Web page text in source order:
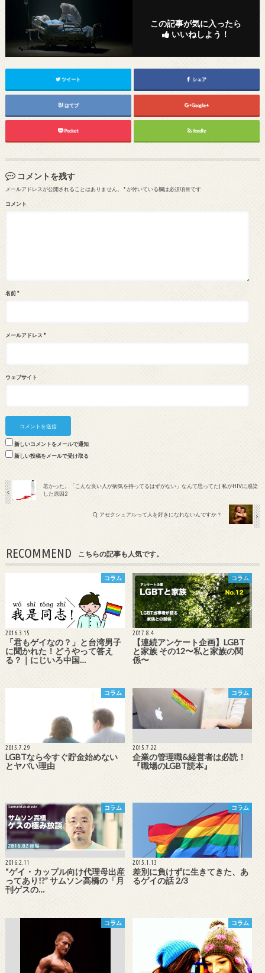
この記事が気に入ったら
いいねしよう！
ツイート シェア
はてブ Google+
Pocket feedly
コメントを残す
メールアドレスが公開されることはありません。 *が付いている欄は必須項目です
コメント
名前 *
メールアドレス *
ウェブサイト
新しいコメントをメールで通知
新しい投稿をメールで受け取る
若かった。「こんな良い人が病気を持ってるはずがない」なんて思ってた| 私がHIVに感染
した原因2
Q. アセクシュアルって人を好きになれないんですか？
RECOMMEND こちらの記事も人気です。
コラム
2016.3.15
「君もゲイなの？」と台湾男子
に聞かれた！どうやって答え
る？｜にじいろ中国…
コラム
2017.8.4
【連続アンケート企画】LGBT
と家族 その12〜私と家族の関
係〜
コラム
2015.7.29
LGBTなら今すぐ貯金始めない
とヤバい理由
コラム
2015.7.22
企業の管理職&経営者は必読！
『職場のLGBT読本』
コラム
2016.2.11
“ゲイ・カップル向け代理母出産
ってあり!?” サムソン高橋の「月
刊ゲスの…
コラム
2015.1.13
差別に負けずに生きてきた、あ
るゲイの話 2/3
コラム コラム